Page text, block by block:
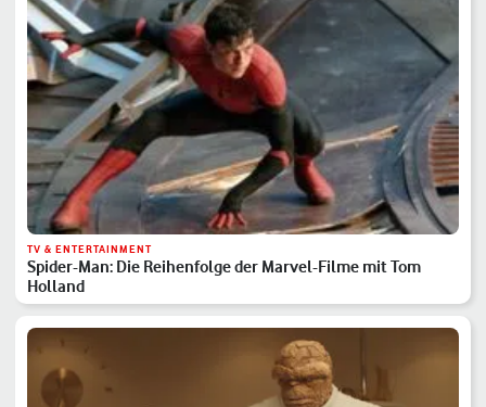
TV & ENTERTAINMENT
Spider-Man: Die Reihenfolge der Marvel-Filme mit Tom
Holland